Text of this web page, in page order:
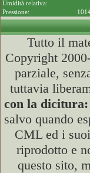
Umidità relativa:
Pressione:
Tutto il
Copyright
parziale,
tuttavia
con la
salvo quando
CML ed i
riprodotto e
questo sito,